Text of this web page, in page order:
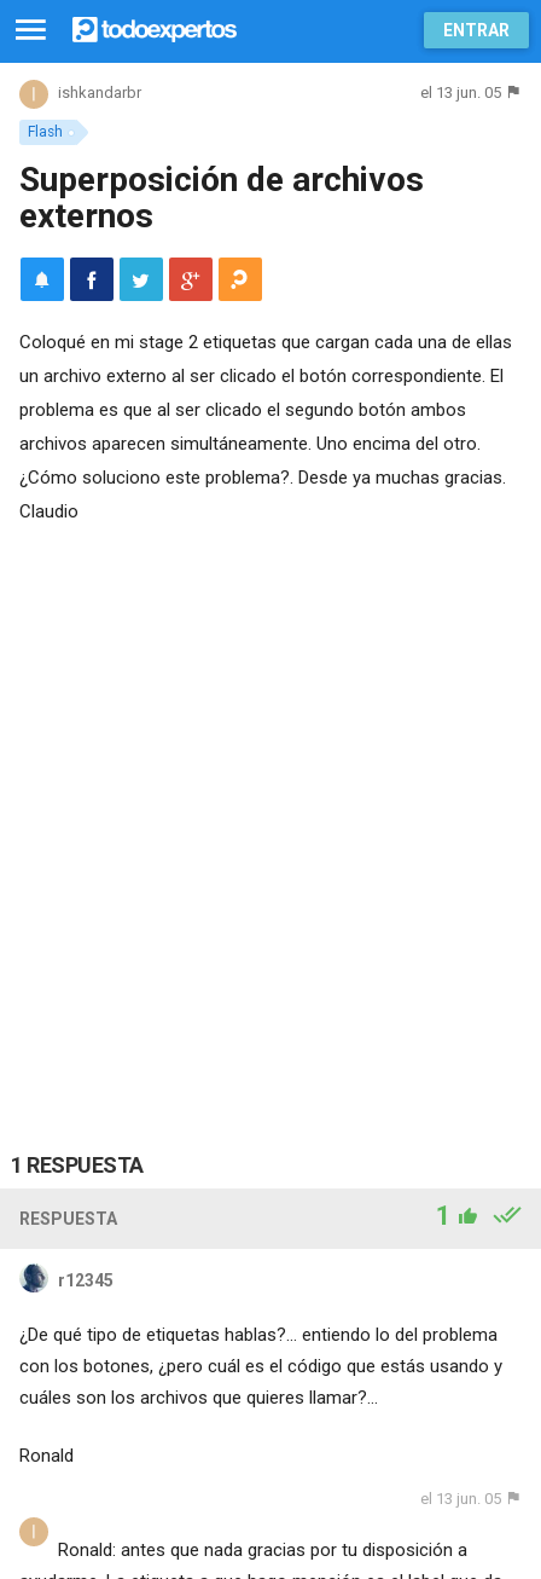
ENTRAR
Flash
ishkandarbr el 13 jun. 05
Superposición de archivos
externos
Coloqué en mi stage 2 etiquetas que cargan cada una de ellas
un archivo externo al ser clicado el botón correspondiente. El
problema es que al ser clicado el segundo botón ambos
archivos aparecen simultáneamente. Uno encima del otro.
¿Cómo soluciono este problema?. Desde ya muchas gracias.
Claudio
1 RESPUESTA
RESPUESTA 1
r12345
¿De qué tipo de etiquetas hablas?... entiendo lo del problema
con los botones, ¿pero cuál es el código que estás usando y
cuáles son los archivos que quieres llamar?...
Ronald
el 13 jun. 05
Ronald: antes que nada gracias por tu disposición a